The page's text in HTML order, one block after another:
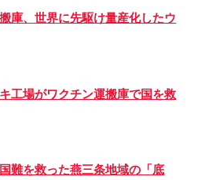
庫、世界に先駆け量産化したウ
工場がワクチン運搬庫で国を救
難を救った燕三条地域の「底